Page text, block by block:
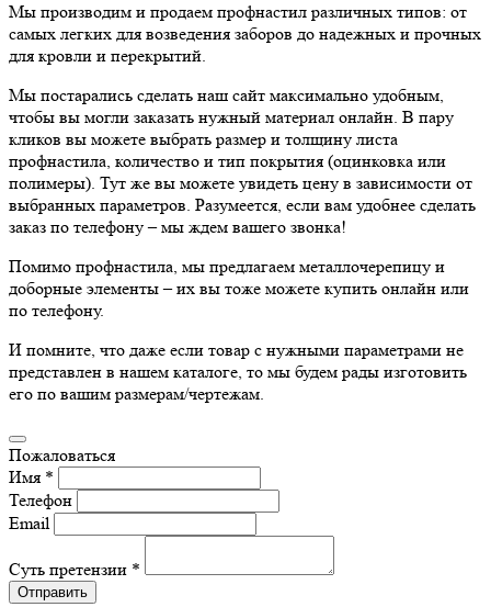
Мы производим и продаем профнастил различных типов: от
самых легких для возведения заборов до надежных и прочных
для кровли и перекрытий.
Мы постарались сделать наш сайт максимально удобным,
чтобы вы могли заказать нужный материал онлайн. В пару
кликов вы можете выбрать размер и толщину листа
профнастила, количество и тип покрытия (оцинковка или
полимеры). Тут же вы можете увидеть цену в зависимости от
выбранных параметров. Разумеется, если вам удобнее сделать
заказ по телефону – мы ждем вашего звонка!
Помимо профнастила, мы предлагаем металлочерепицу и
доборные элементы – их вы тоже можете купить онлайн или
по телефону.
И помните, что даже если товар с нужными параметрами не
представлен в нашем каталоге, то мы будем рады изготовить
его по вашим размерам/чертежам.
Пожаловаться
Имя *
Телефон
Email
Суть претензии *
Отправить